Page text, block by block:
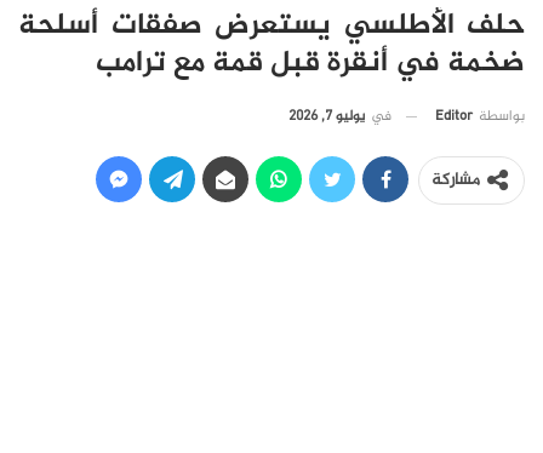
حلف الأطلسي يستعرض صفقات أسلحة
ضخمة في أنقرة قبل قمة مع ترامب
بواسطة Editor في يوليو 7, 2026
مشاركة